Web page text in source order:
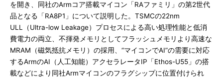
を開き、同社のArmコア搭載マイコン「RAファミリ」の第2世代
品となる「RA8P1」について説明した。TSMCの22nm
ULL（Ultra-low Leakage）プロセスによる高い処理性能と低消
費電力の両立、不揮発メモリとしてフラッシュメモリより高速な
MRAM（磁気抵抗メモリ）の採用、“マイコンでAI”の需要に対応
するArmのAI（人工知能）アクセラレータIP「Ethos-U55」の搭
載などにより同社Armマイコンのフラグシップに位置付けられ